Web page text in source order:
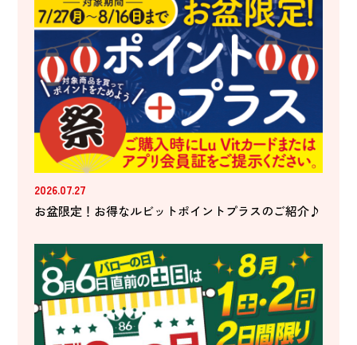
2026.07.27
お盆限定！お得なルビットポイントプラスのご紹介♪